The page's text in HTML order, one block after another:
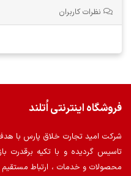
نظرات کاربران
فروشگاه اینترنتی اُتلند
شرکت امید تجارت خلاق پارس با
تاسیس گردیده و با تکیه برقدرت
محصولات و خدمات ، ارتباط مستقیم